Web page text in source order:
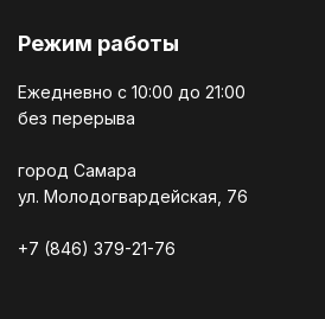
Режим работы
Ежедневно c 10:00 до 21:00
без перерыва
город Самара
ул. Молодогвардейская, 76
+7 (846) 379-21-76